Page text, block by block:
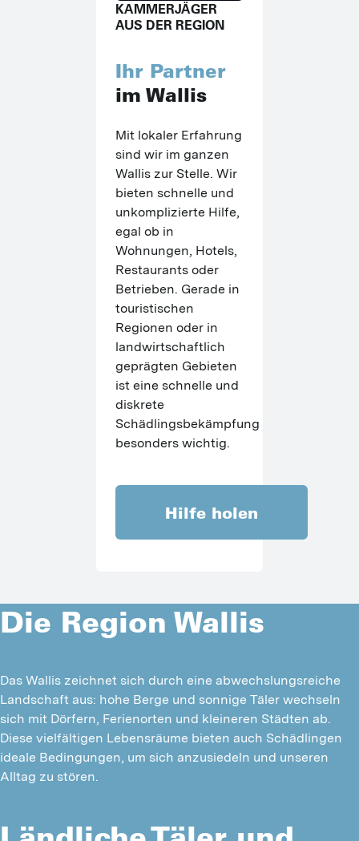
KAMMERJÄGER
AUS DER REGION
Ihr Partner
im Wallis
Mit lokaler Erfahrung
sind wir im ganzen
Wallis zur Stelle. Wir
bieten schnelle und
unkomplizierte Hilfe,
egal ob in
Wohnungen, Hotels,
Restaurants oder
Betrieben. Gerade in
touristischen
Regionen oder in
landwirtschaftlich
geprägten Gebieten
ist eine schnelle und
diskrete
Schädlingsbekämpfung
besonders wichtig.
Hilfe holen
Die Region Wallis
Das Wallis zeichnet sich durch eine abwechslungsreiche
Landschaft aus: hohe Berge und sonnige Täler wechseln
sich mit Dörfern, Ferienorten und kleineren Städten ab.
Diese vielfältigen Lebensräume bieten auch Schädlingen
ideale Bedingungen, um sich anzusiedeln und unseren
Alltag zu stören.